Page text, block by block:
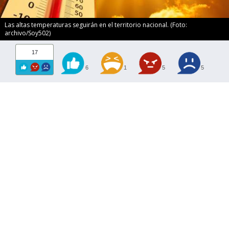
Las altas temperaturas seguirán en el territorio nacional. (Foto:
archivo/Soy502)
17
6 1 5 5